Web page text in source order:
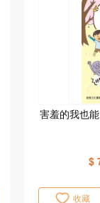
害羞的我也
$
收藏